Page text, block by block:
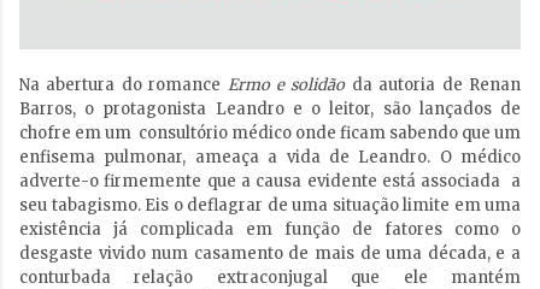
Na abertura do romance Ermo e solidãoda autoria de Renan
Barros, o protagonista Leandro e o leitor, são lançados de
chofre em um consultório médico onde ficam sabendo que um
enfisema pulmonar, ameaça a vida de Leandro. O médico
adverte-o firmemente que a causa evidente está associada a
seu tabagismo. Eis o deflagrar de uma situação limite em uma
existência já complicada em função de fatores como o
desgaste vivido num casamento de mais de uma década, e a
conturbada relação extraconjugal que ele mantém